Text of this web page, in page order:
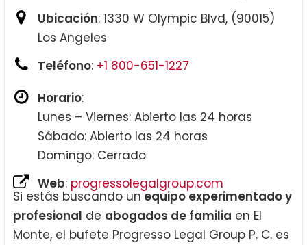
Ubicación: 1330 W Olympic Blvd, (90015)
Los Angeles
Teléfono: +1 800-651-1227
Horario:
Lunes – Viernes: Abierto las 24 horas
Sábado: Abierto las 24 horas
Domingo: Cerrado
Web: progressolegalgroup.com
Si estás buscando unequipo experimentado y
profesional de abogados de familia en El
Monte, el bufete Progresso Legal Group P. C. es